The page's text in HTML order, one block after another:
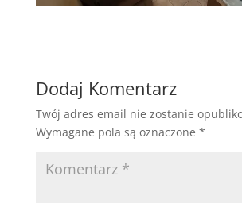
Dodaj Komentarz
Twój adres email nie zostanie
Wymagane pola są oznaczone *